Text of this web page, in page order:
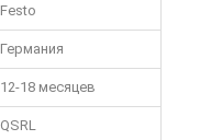
Festo
Германия
12-18 месяцев
QSRL